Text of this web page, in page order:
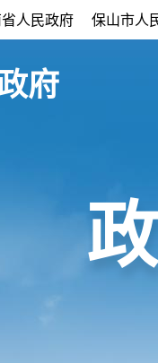
人民政府 保山市人
府